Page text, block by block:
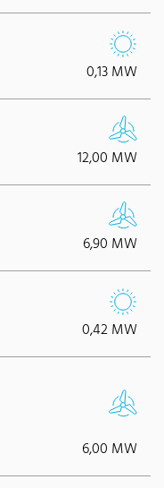
0,13 MW
12,00 MW
6,90 MW
0,42 MW
6,00 MW